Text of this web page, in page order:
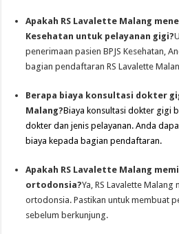
Apakah RS Lavalette Malang
Kesehatan untuk pelayanan gigi?
penerimaan pasien BPJS Kesehatan,
bagian pendaftaran RS Lavalette
Berapa biaya konsultasi dokter
Malang?Biaya konsultasi dokter gigi
dokter dan jenis pelayanan. Anda
biaya kepada bagian pendaftaran.
Apakah RS Lavalette Malang
ortodonsia?Ya, RS Lavalette
ortodonsia. Pastikan untuk membuat
sebelum berkunjung.